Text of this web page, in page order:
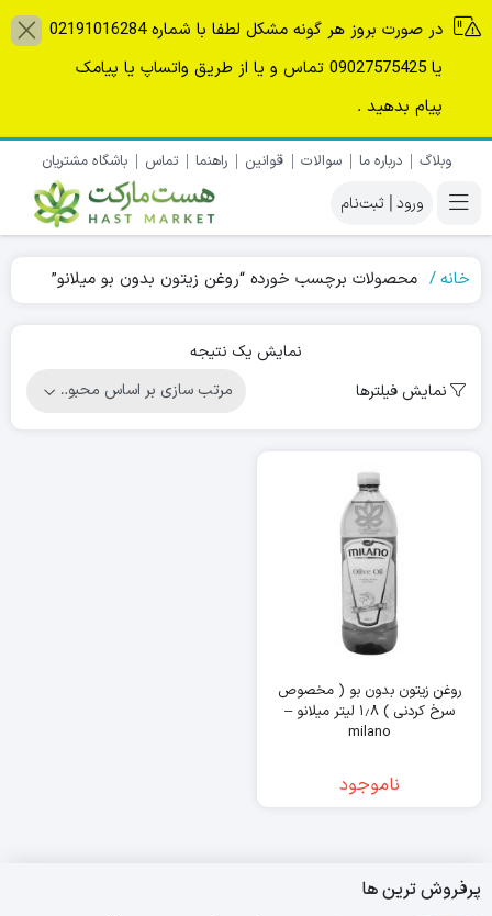
در صورت بروز هر گونه مشکل لطفا با شماره 02191016284
یا 09027575425 تماس و یا از طریق واتساپ یا پیامک
پیام بدهید .
وبلاگ درباره ما سوالات قوانین راهنما تماس باشگاه مشتریان
|
خانه محصولات برچسب خورده “روغن زیتون بدون بو میلانو”
نمایش یک نتیجه
نمایش فیلترها
روغن زیتون بدون بو ( مخصوص
سرخ کردنی ) ۱٫۸ لیتر میلانو –
milano
ناموجود
پرفروش ترین ها